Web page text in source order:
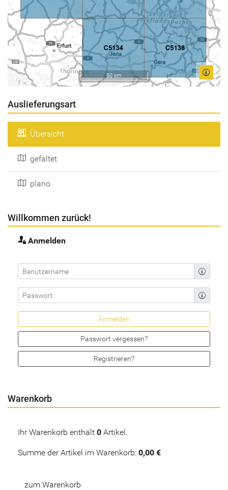
50 km
Auslieferungsart
Übersicht
gefaltet
plano
Willkommen zurück!
Anmelden
Passwort vergessen?
Registrieren?
Warenkorb
Ihr Warenkorb enthält 0 Artikel.
Summe der Artikel im Warenkorb: 0,00 €
zum Warenkorb